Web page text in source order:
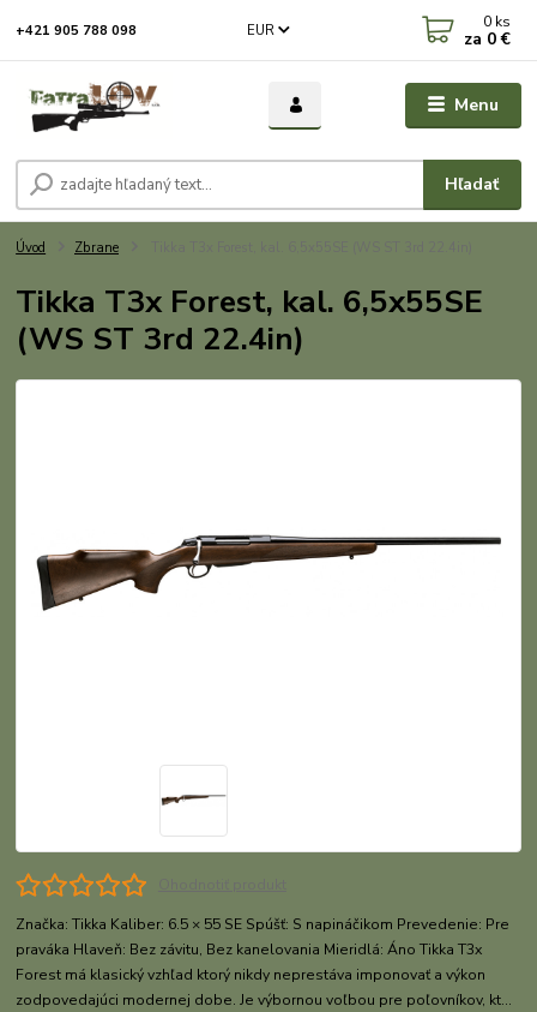
Menu
EUR
Hľadať
+421 905 788 098 0 ks
za 0 €
Úvod Zbrane
Tikka T3x Forest, kal. 6,5x55SE
(WS ST 3rd 22.4in)
Značka: Tikka Kaliber: 6.5 × 55 SE Spúšť: S napináčikom Prevedenie: Pre
praváka Hlaveň: Bez závitu, Bez kanelovania Mieridlá: Áno Tikka T3x
Forest má klasický vzhľad ktorý nikdy neprestáva imponovať a výkon
zodpovedajúci modernej dobe. Je výbornou voľbou pre poľovníkov, kt...